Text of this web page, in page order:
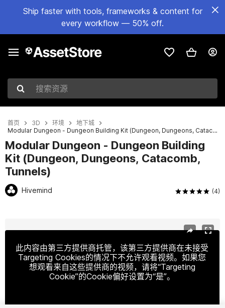
Ship faster with tools, frameworks & content for
every workflow — 50% off.
搜索资源
首页 3D 环境
地下城
Modular Dungeon - Dungeon Building Kit (Dungeon, Dungeons, Catacomb, Tunnels)
Modular Dungeon - Dungeon Building
Kit (Dungeon, Dungeons, Catacomb,
Tunnels)
Hivemind (4)
此内容由第三方提供商托管，该第三方提供商在未接受
Targeting Cookies的情况下不允许观看视频。如果您
想观看来自这些提供商的视频，请将“Targeting
Cookie”的Cookie偏好设置为“是”。